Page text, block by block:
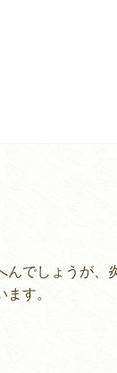
でしょうが、
す。